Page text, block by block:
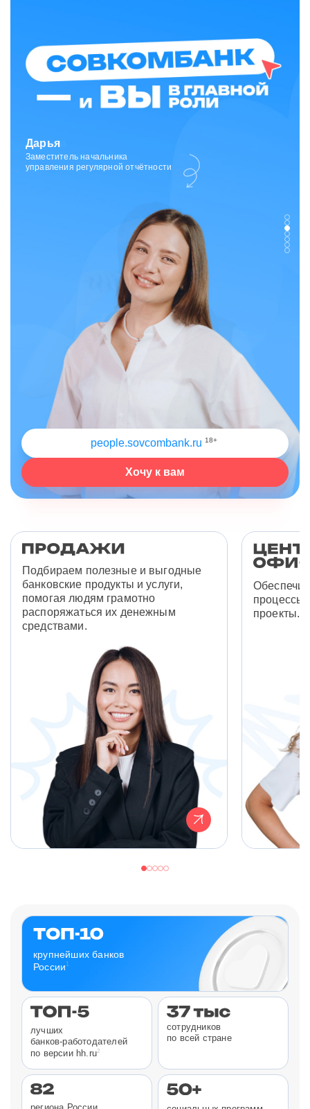
people.sovcombank.ru 18+
Хочу к вам
Зарина
Ведущий специалист
отдела исходящих коммуникаций
Подбираем полезные и выгодные
банковские продукты и услуги,
помогая людям грамотно
распоряжаться их денежным
средствами.
процессы
проекты.
крупнейших банков
России 1
лучших
банков-работодателей
по версии hh.ru2
сотрудников
по всей стране